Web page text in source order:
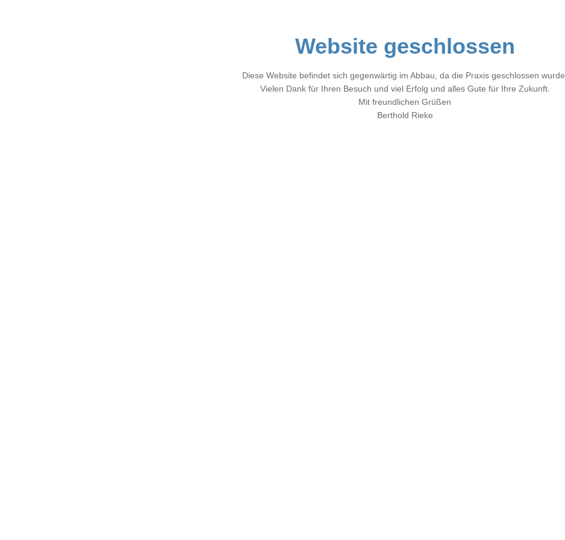
Website geschlossen
Diese Website befindet sich gegenwärtig im Abbau, da die Praxis geschlossen wurde.
Vielen Dank für Ihren Besuch und viel Erfolg und alles Gute für Ihre Zukunft.
Mit freundlichen Grüßen
Berthold Rieke